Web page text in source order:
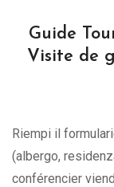
Guide
Visite de
Riempi il
(albergo,
conférencier